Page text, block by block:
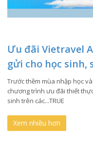
Ưu đãi Vietravel
gửi cho học sinh,
Trước thềm mùa nhập học
chương trình ưu đãi thiết
sinh trên các...TRUE
Xem nhiều hơn